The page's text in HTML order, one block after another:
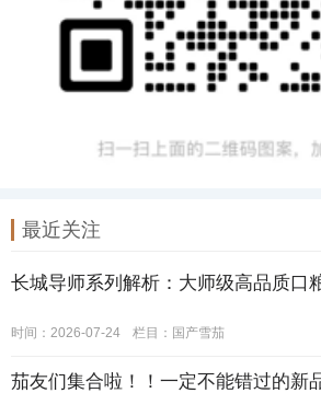
最近关注
长城导师系列解析：大师级高品质口
时间：2026-07-24 栏目： 国产雪茄
茄友们集合啦！！一定不能错过的新